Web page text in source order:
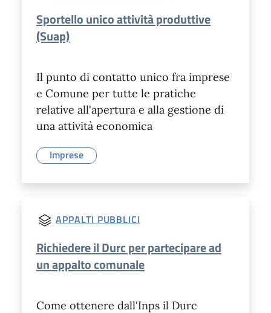
Sportello unico attività produttive
(Suap)
Il punto di contatto unico fra imprese
e Comune per tutte le pratiche
relative all'apertura e alla gestione di
una attività economica
Imprese
APPALTI PUBBLICI
Richiedere il Durc per partecipare ad
un appalto comunale
Come ottenere dall'Inps il Durc